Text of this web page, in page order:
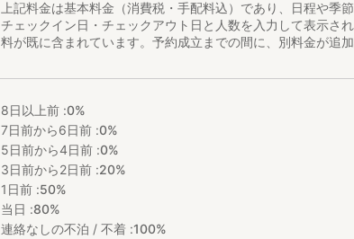
上記料金は基本料金（消費税・手配料込）であり、日程や季
チェックイン日・チェックアウト日と人数を入力して表示さ
料が既に含まれています。予約成立までの間に、別料金が追
8日以上前 :0%
7日前から6日前 :0%
5日前から4日前 :0%
3日前から2日前 :20%
1日前 :50%
当日 :80%
連絡なしの不泊 / 不着 :100%